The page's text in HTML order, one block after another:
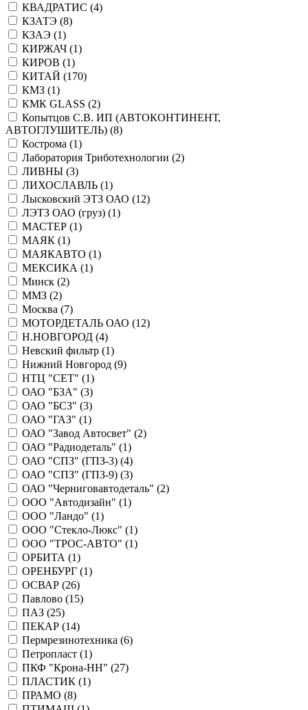
КВАДРАТИС (4)
КЗАТЭ (8)
КЗАЭ (1)
КИРЖАЧ (1)
КИРОВ (1)
КИТАЙ (170)
КМЗ (1)
КМК GLASS (2)
Копытцов С.В. ИП (АВТОКОНТИНЕНТ,
АВТОГЛУШИТЕЛЬ) (8)
Кострома (1)
Лаборатория Триботехнологии (2)
ЛИВНЫ (3)
ЛИХОСЛАВЛЬ (1)
Лысковский ЭТЗ ОАО (12)
ЛЭТЗ ОАО (груз) (1)
МАСТЕР (1)
МАЯК (1)
МАЯКАВТО (1)
МЕКСИКА (1)
Минск (2)
ММЗ (2)
Москва (7)
МОТОРДЕТАЛЬ ОАО (12)
Н.НОВГОРОД (4)
Невский фильтр (1)
Нижний Новгород (9)
НТЦ "СЕТ" (1)
ОАО "БЗА" (3)
ОАО "БСЗ" (3)
ОАО "ГАЗ" (1)
ОАО "Завод Автосвет" (2)
ОАО "Радиодеталь" (1)
ОАО "СПЗ" (ГПЗ-3) (4)
ОАО "СПЗ" (ГПЗ-9) (3)
ОАО "Черниговавтодеталь" (2)
ООО "Автодизайн" (1)
ООО "Ландо" (1)
ООО "Стекло-Люкс" (1)
ООО "ТРОС-АВТО" (1)
ОРБИТА (1)
ОРЕНБУРГ (1)
ОСВАР (26)
Павлово (15)
ПАЗ (25)
ПЕКАР (14)
Пермрезинотехника (6)
Петропласт (1)
ПКФ "Крона-НН" (27)
ПЛАСТИК (1)
ПРАМО (8)